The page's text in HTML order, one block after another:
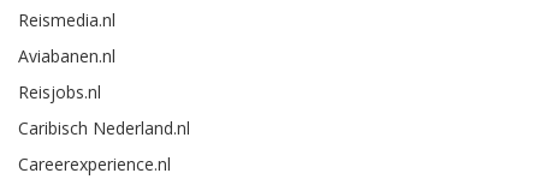
Reismedia.nl
Aviabanen.nl
Reisjobs.nl
Caribisch Nederland.nl
Careerexperience.nl